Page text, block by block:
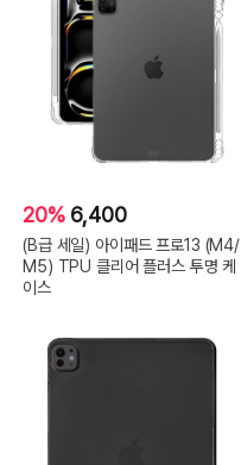
20% 6,400
(B급 세일) 아이패드 프로13 (M4/
M5) TPU 클리어 플러스 투명 케
이스